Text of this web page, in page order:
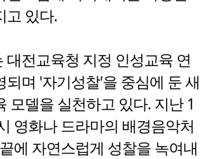
고 있다.
대전교육청 지정 인성교육 연
되며 '자기성찰'을 중심에 둔 새
모델을 실천하고 있다. 지난 1
영화나 드라마의 배경음악처
에 자연스럽게 성찰을 녹여내